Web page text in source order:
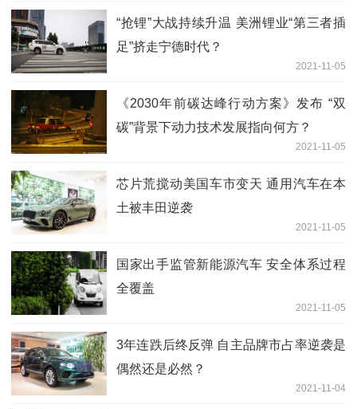
“抢锂”大战持续升温 美洲锂业“第三者插
足”挤走宁德时代？
2021-11-05
《2030年前碳达峰行动方案》发布 “双
碳”背景下动力技术发展指向何方？
2021-11-05
芯片荒搅动美国车市变天 通用汽车在本
土被丰田逆袭
2021-11-05
国家出手监管新能源汽车 安全体系过程
全覆盖
2021-11-05
3年连跌后终反弹 自主品牌市占率逆袭是
偶然还是必然？
2021-11-04